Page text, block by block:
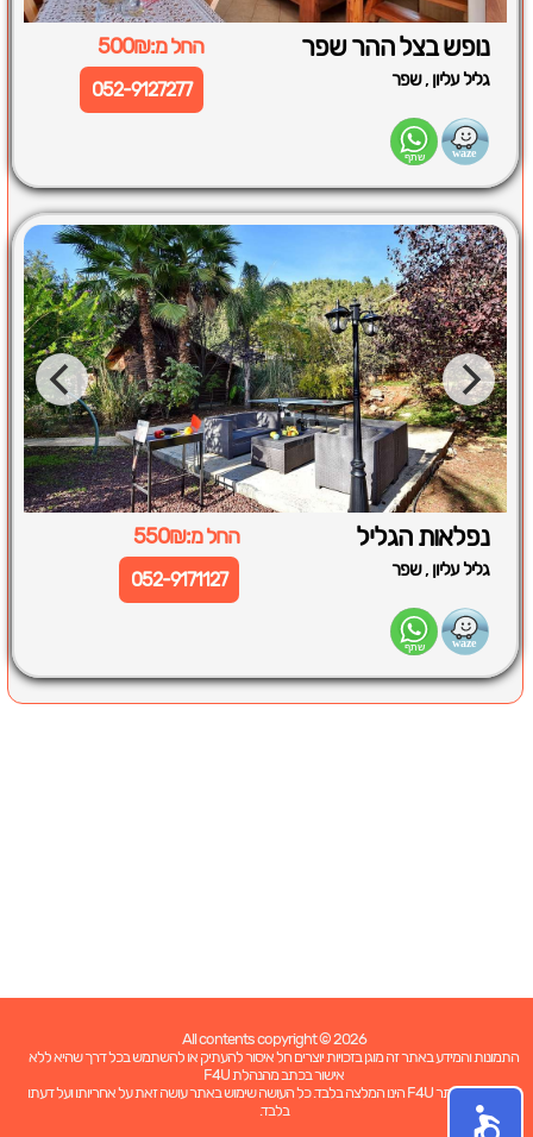
נופש בצל ההר שפר החל מ:500₪
גליל עליון ,שפר 052-9127277
נפלאות הגליל החל מ:550₪
גליל עליון ,שפר 052-9171127
All contents copyright © 2026
התמונות והמידע באתר זה מוגן בזכויות יוצרים חל איסור להעתיק או להשתמש בכל דרך שהיא ללא
אישור בכתב מהנהלת F4U
כל האמור באתר F4U הינו המלצה בלבד. כל העושה שימוש באתר עושה זאת על אחריותו ועל דעתו
בלבד.